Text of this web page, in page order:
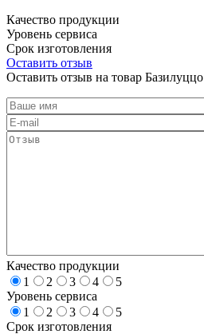
Качество продукции
Уровень сервиса
Срок изготовления
Оставить отзыв
Оставить отзыв на товар Базилуццо
Качество продукции
1
2 3 4
5
Уровень сервиса
1
2 3 4
5
Срок изготовления